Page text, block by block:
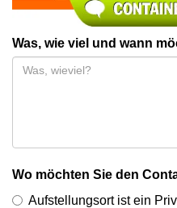
Was, wie viel und wann
Wo möchten Sie den
Aufstellungsort ist ein